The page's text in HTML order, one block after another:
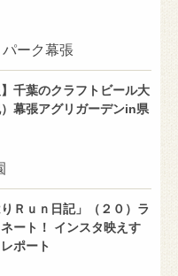
ーク幕張
】千葉のクラフトビール大
幕張アグリガーデンin県
Ｒｕｎ日記」（２０）ラ
ート！ インスタ映えす
ポート